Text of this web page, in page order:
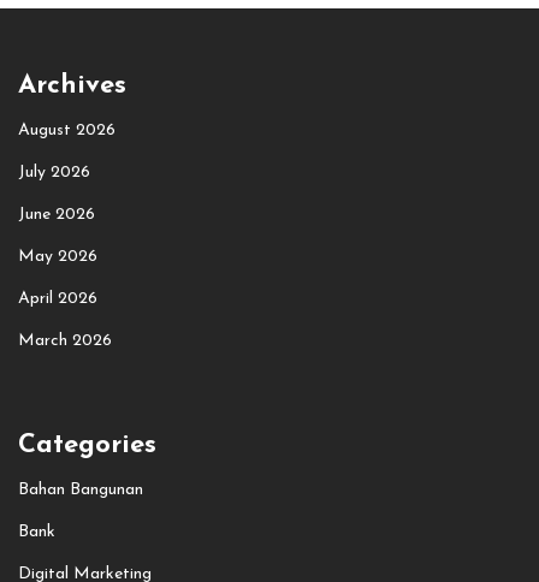
Archives
August 2026
July 2026
June 2026
May 2026
April 2026
March 2026
Categories
Bahan Bangunan
Bank
Digital Marketing